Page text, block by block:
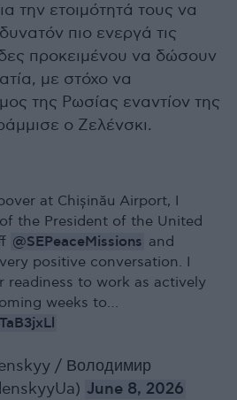
την ετοιμότητά τους να
πιο ενεργά τις
προκειμένου να δώσουν
με στόχο να
της Ρωσίας εναντίον της
ο Ζελένσκι.
at Chișinău Airport, I
the President of the United
@SEPeaceMissions and
positive conversation. I
readiness to work as actively
weeks to…
/ Володимир
June 8, 2026